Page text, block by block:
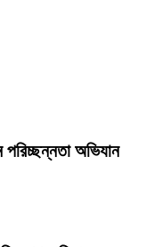
অভিযান